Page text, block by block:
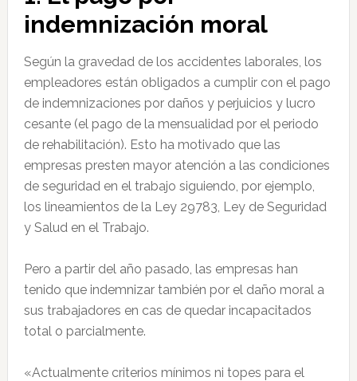
indemnización moral
Según la gravedad de los accidentes laborales, los
empleadores están obligados a cumplir con el pago
de indemnizaciones por daños y perjuicios y lucro
cesante (el pago de la mensualidad por el periodo
de rehabilitación). Esto ha motivado que las
empresas presten mayor atención a las condiciones
de seguridad en el trabajo siguiendo, por ejemplo,
los lineamientos de la Ley 29783, Ley de Seguridad
y Salud en el Trabajo.
Pero a partir del año pasado, las empresas han
tenido que indemnizar también por el daño moral a
sus trabajadores en cas de quedar incapacitados
total o parcialmente.
«Actualmente criterios mínimos ni topes para el